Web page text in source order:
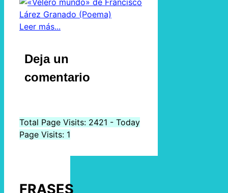
Leer más...
Deja un
comentario
Total Page Visits: 2421 - Today
Page Visits: 1
FRASES